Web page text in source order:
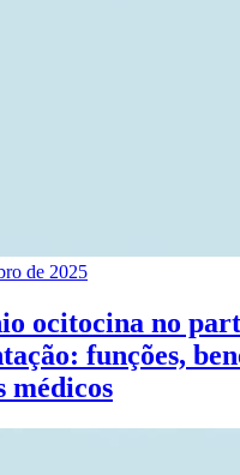
de 2025
ocitocina no
funções,
médicos